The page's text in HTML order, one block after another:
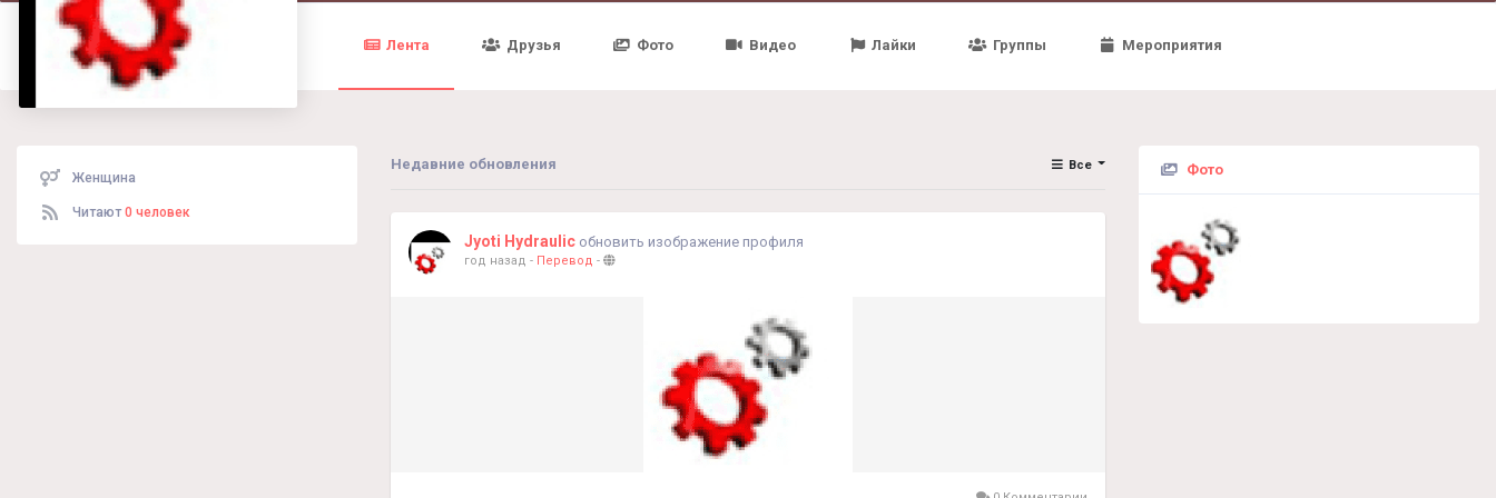
Лента Друзья Фото Видео Лайки Группы Мероприятия
Женщина
Читают 0 человек
Фото
Недавние обновления Все
Jyoti Hydraulic обновить изображение профиля
год назад - Перевод -